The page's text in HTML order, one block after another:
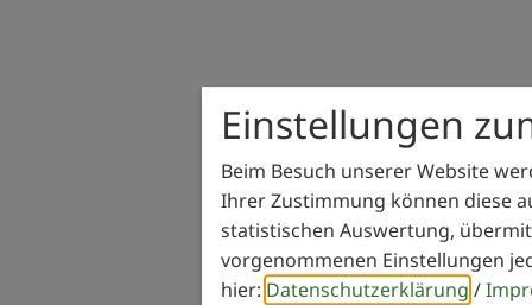
Einstellungen
Beim Besuch unserer Website
Ihrer Zustimmung können diese
statistischen Auswertung,
vorgenommenen Einstellungen
hier: Datenschutzerklärung /